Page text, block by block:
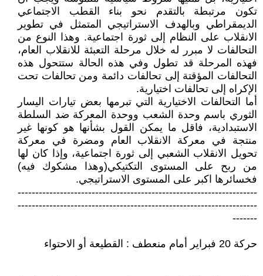
تكون مرتبطة بالتقدم نحو بناء القطب الاجتماعي
الديمقراطي وبالهدف الاستراتيجي المتمثل في تطوير
الانقلاب على النظام إلى ثورة اجتماعية. وهذا النوع من
التحالفات لا مبرر له خلال مرحلة التعبئة للانقلاب العام،
فهذه المرحلة قد تطول وفي هذه الحالة ستتحول هذه
التحالفات المؤقتة إلى تحالفات دائمة ومن تحالفات تحت
الإكراه إلى تحالفات اختيارية.
أما التحالفات الاختيارية التي تبرمها بعض تيارات اليسار
الثوري باسم وحدة الشعب ووحدة المعركة ضد السلطة
الاستبدادية، فاقل ما يمكن القول بشأنها هو كونها غير
منتجة في معركة الانقلاب العام ومضرة في معركة
تحويل الانقلاب الشعبي إلى ثورة اجتماعية، وإذا كان لها
من ربح على المستوى التكتيكي(وهذا مشكوك فيه)
فخسائرها اكبر على المستوى الاستراتيجي.
--------------------------------------------------------------------
--------------------------------------------------------------------
-------
حركة 20 فبراير أمام منعطف : القطيعة أو الاحتواء